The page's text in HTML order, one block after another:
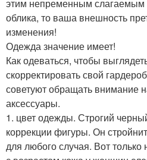
этим непременным слагаемым
облика, то ваша внешность
изменения!
Одежда значение имеет!
Как одеваться, чтобы
скорректировать свой
советуют обращать внимание
аксессуары.
1. цвет одежды. Строгий
коррекции фигуры. Он
для любого случая. Вот только